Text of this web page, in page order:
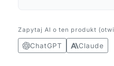
Zapytaj AI o ten produkt
ChatGPT Claude